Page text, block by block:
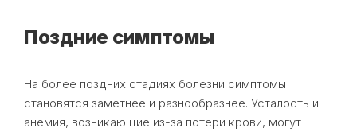
Поздние симптомы
На более поздних стадиях болезни симптомы
становятся заметнее и разнообразнее. Усталость и
анемия, возникающие из-за потери крови, могут